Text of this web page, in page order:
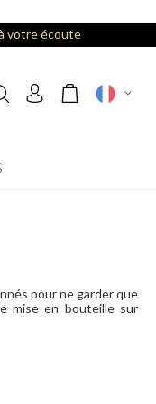
votre écoute
Mon panier
pour ne garder que
mise en bouteille sur